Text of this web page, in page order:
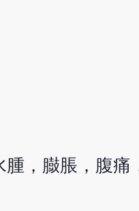
，臌脹，腹痛